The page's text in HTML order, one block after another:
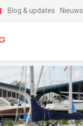
Blog & updates Nieuws